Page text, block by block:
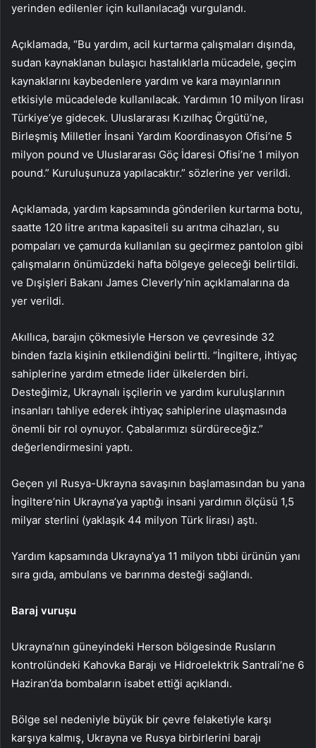
yerinden edilenler için kullanılacağı vurgulandı.
Açıklamada, “Bu yardım, acil kurtarma çalışmaları dışında,
sudan kaynaklanan bulaşıcı hastalıklarla mücadele, geçim
kaynaklarını kaybedenlere yardım ve kara mayınlarının
etkisiyle mücadelede kullanılacak. Yardımın 10 milyon lirası
Türkiye’ye gidecek. Uluslararası Kızılhaç Örgütü’ne,
Birleşmiş Milletler İnsani Yardım Koordinasyon Ofisi’ne 5
milyon pound ve Uluslararası Göç İdaresi Ofisi’ne 1 milyon
pound.” Kuruluşunuza yapılacaktır.” sözlerine yer verildi.
Açıklamada, yardım kapsamında gönderilen kurtarma botu,
saatte 120 litre arıtma kapasiteli su arıtma cihazları, su
pompaları ve çamurda kullanılan su geçirmez pantolon gibi
çalışmaların önümüzdeki hafta bölgeye geleceği belirtildi.
ve Dışişleri Bakanı James Cleverly’nin açıklamalarına da
yer verildi.
Akıllıca, barajın çökmesiyle Herson ve çevresinde 32
binden fazla kişinin etkilendiğini belirtti. “İngiltere, ihtiyaç
sahiplerine yardım etmede lider ülkelerden biri.
Desteğimiz, Ukraynalı işçilerin ve yardım kuruluşlarının
insanları tahliye ederek ihtiyaç sahiplerine ulaşmasında
önemli bir rol oynuyor. Çabalarımızı sürdüreceğiz.”
değerlendirmesini yaptı.
Geçen yıl Rusya-Ukrayna savaşının başlamasından bu yana
İngiltere’nin Ukrayna’ya yaptığı insani yardımın ölçüsü 1,5
milyar sterlini (yaklaşık 44 milyon Türk lirası) aştı.
Yardım kapsamında Ukrayna’ya 11 milyon tıbbi ürünün yanı
sıra gıda, ambulans ve barınma desteği sağlandı.
Baraj vuruşu
Ukrayna’nın güneyindeki Herson bölgesinde Rusların
kontrolündeki Kahovka Barajı ve Hidroelektrik Santrali’ne 6
Haziran’da bombaların isabet ettiği açıklandı.
Bölge sel nedeniyle büyük bir çevre felaketiyle karşı
karşıya kalmış, Ukrayna ve Rusya birbirlerini barajı